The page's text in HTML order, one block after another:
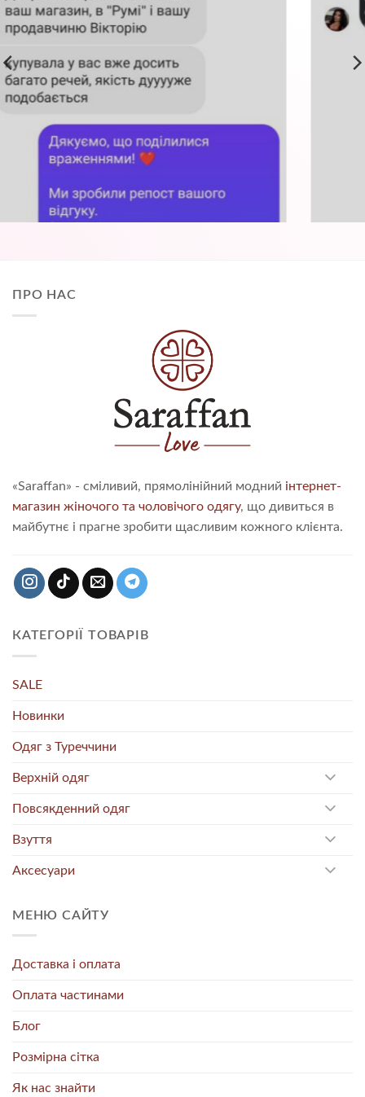
ПРО НАС
«Saraffan» - сміливий, прямолінійний модний інтернет-
магазин жіночого та чоловічого одягу, що дивиться в
майбутнє і прагне зробити щасливим кожного клієнта.
КАТЕГОРІЇ ТОВАРІВ
SALE
Новинки
Одяг з Туреччини
Верхній одяг
Повсякденний одяг
Взуття
Аксесуари
МЕНЮ САЙТУ
Доставка і оплата
Оплата частинами
Блог
Розмірна сітка
Як нас знайти